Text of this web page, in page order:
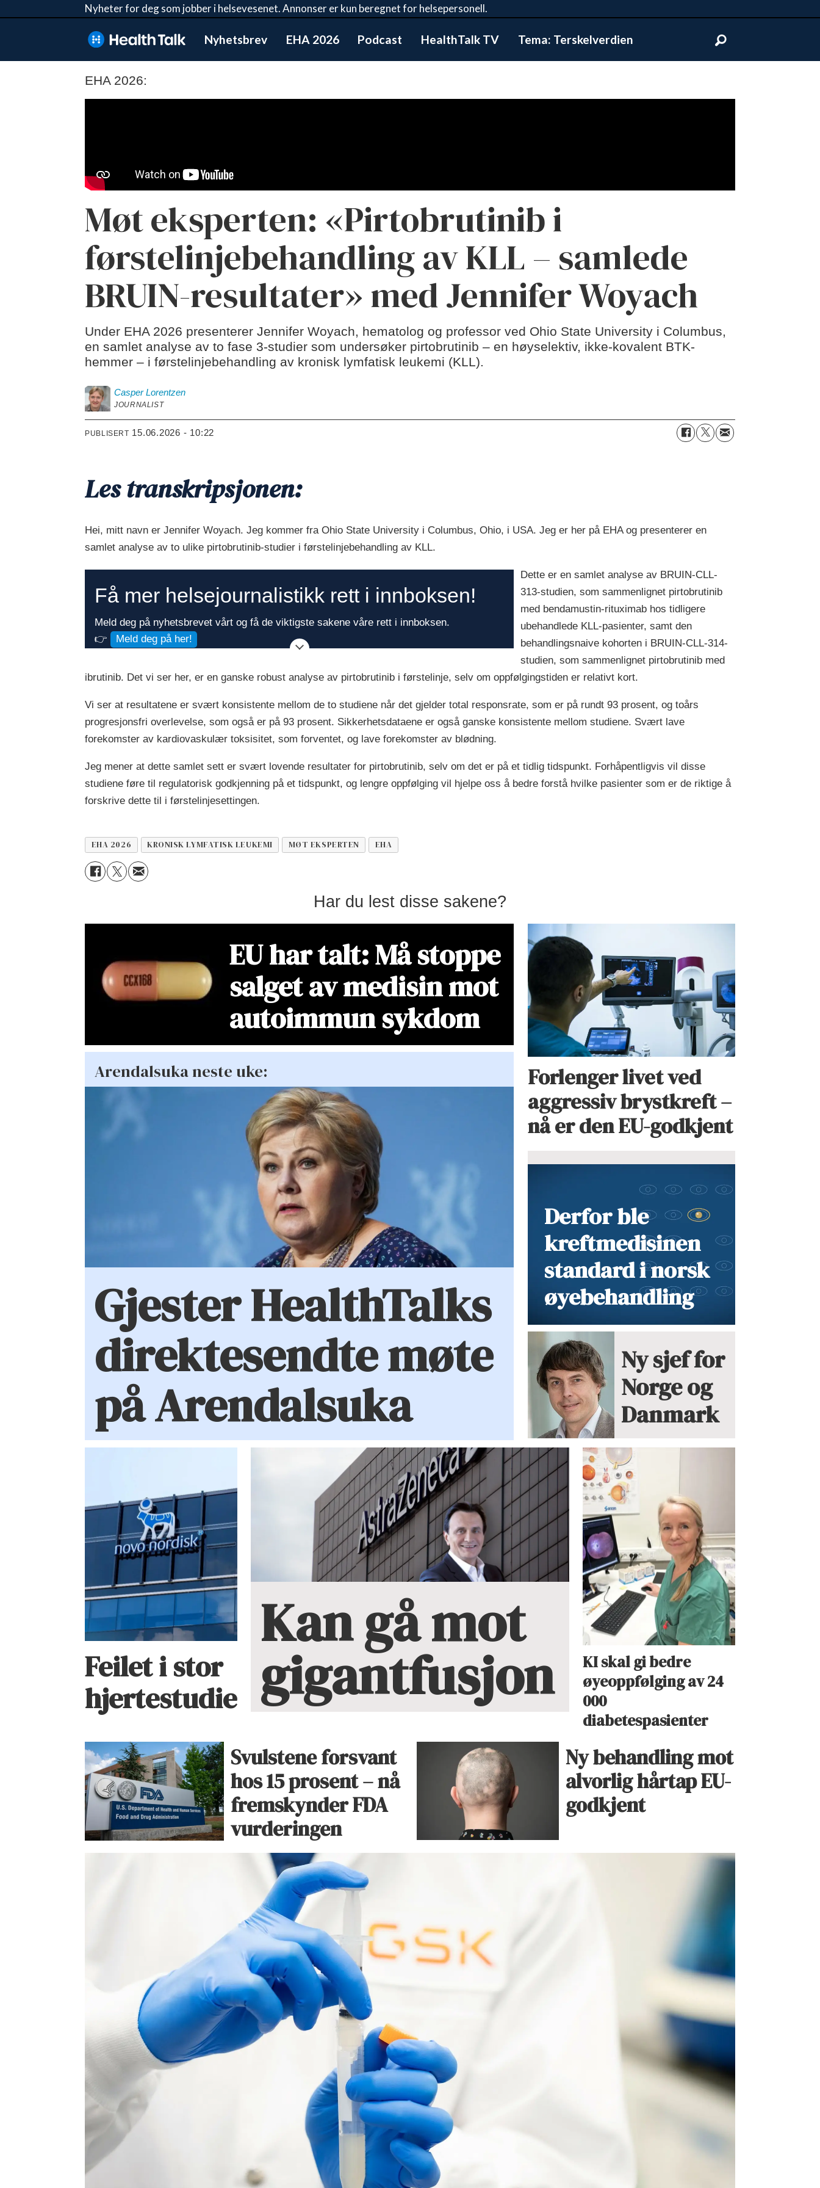
Nyheter for deg som jobber i helsevesenet. Annonser er kun beregnet for helsepersonell.
Nyhetsbrev EHA 2026 Podcast HealthTalk TV Tema: Terskelverdien
EHA 2026:
Møt eksperten: «Pirtobrutinib i
førstelinjebehandling av KLL – samlede
BRUIN-resultater» med Jennifer Woyach
Under EHA 2026 presenterer Jennifer Woyach, hematolog og professor ved Ohio State University i Columbus,
en samlet analyse av to fase 3-studier som undersøker pirtobrutinib – en høyselektiv, ikke-kovalent BTK-
hemmer – i førstelinjebehandling av kronisk lymfatisk leukemi (KLL).
Casper Lorentzen
JOURNALIST
PUBLISERT 15.06.2026 - 10:22
Les transkripsjonen:
Hei, mitt navn er Jennifer Woyach. Jeg kommer fra Ohio State University i Columbus, Ohio, i USA. Jeg er her på EHA og presenterer en
samlet analyse av to ulike pirtobrutinib-studier i førstelinjebehandling av KLL.
Få mer helsejournalistikk rett i innboksen!
Meld deg på nyhetsbrevet vårt og få de viktigste sakene våre rett i innboksen.
👉
Meld deg på her!
Dette er en samlet analyse av BRUIN-CLL-
313-studien, som sammenlignet pirtobrutinib
med bendamustin-rituximab hos tidligere
ubehandlede KLL-pasienter, samt den
behandlingsnaive kohorten i BRUIN-CLL-314-
studien, som sammenlignet pirtobrutinib med
ibrutinib. Det vi ser her, er en ganske robust analyse av pirtobrutinib i førstelinje, selv om oppfølgingstiden er relativt kort.
Vi ser at resultatene er svært konsistente mellom de to studiene når det gjelder total responsrate, som er på rundt 93 prosent, og toårs
progresjonsfri overlevelse, som også er på 93 prosent. Sikkerhetsdataene er også ganske konsistente mellom studiene. Svært lave
forekomster av kardiovaskulær toksisitet, som forventet, og lave forekomster av blødning.
Jeg mener at dette samlet sett er svært lovende resultater for pirtobrutinib, selv om det er på et tidlig tidspunkt. Forhåpentligvis vil disse
studiene føre til regulatorisk godkjenning på et tidspunkt, og lengre oppfølging vil hjelpe oss å bedre forstå hvilke pasienter som er de riktige å
forskrive dette til i førstelinjesettingen.
EHA 2026 KRONISK LYMFATISK LEUKEMI MØT EKSPERTEN EHA
Har du lest disse sakene?
EU har talt: Må stoppe
salget av medisin mot
autoimmun sykdom
Arendalsuka neste uke:
Gjester HealthTalks
direktesendte møte
på Arendalsuka
Forlenger livet ved
aggressiv brystkreft –
nå er den EU-godkjent
Derfor ble
kreftmedisinen
standard i norsk
øyebehandling
Ny sjef for
Norge og
Danmark
Feilet i stor
hjertestudie
Kan gå mot
gigantfusjon
KI skal gi bedre
øyeoppfølging av 24
000
diabetespasienter
Svulstene forsvant
hos 15 prosent – nå
fremskynder FDA
vurderingen
Ny behandling mot
alvorlig hårtap EU-
godkjent